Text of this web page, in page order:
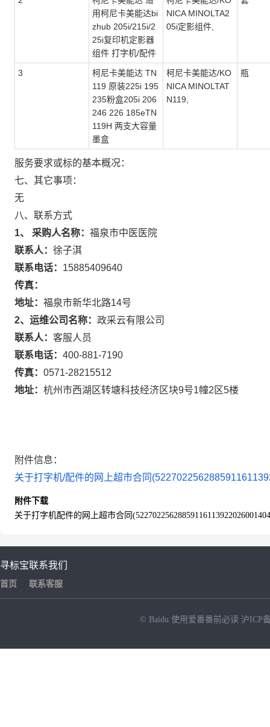
用柯尼卡美能达bi
zhub 205i/215i/2
25i复印机定影器
组件 打字机/配件
NICA MINOLTA2
05i定影组件,
3
柯尼卡美能达 TN
119 原装225i 195
235粉盒205i 206
246 226 185eTN
119H 两支大容量
墨盒
柯尼卡美能达/KO
NICA MINOLTAT
N119,
瓶
服务要求或标的基本概况：
七、其它事项：
无
八、联系方式
1、 采购人名称： 福泉市中医医院
联系人： 徐子淇
联系电话： 15885409640
传真：
地址： 福泉市新华北路14号
2、运维公司名称： 政采云有限公司
联系人： 客服人员
联系电话： 400-881-7190
传真： 0571-28215512
地址： 杭州市西湖区转塘科技经济区块9号1幢2区5楼
附件信息：
关于打字机/配件的网上超市合同
附件下载
关于打字机配件的网上超市合同
寻标宝
首页
联系我们
联系客服
© Baidu 使用爱番番前必读 沪ICP